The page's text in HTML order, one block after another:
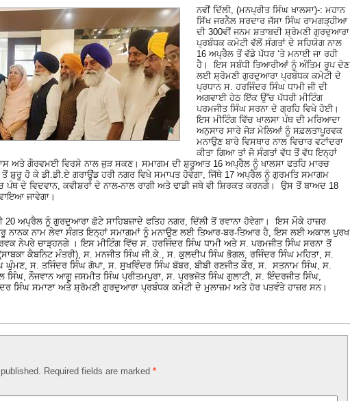
ਨਵੀਂ ਦਿੱਲੀ, (ਮਨਪ੍ਰੀਤ ਸਿੰਘ ਖਾਲਸਾ)-: ਮਹਾਨ
ਸਿੱਖ ਜਰਨੈਲ ਸਰਦਾਰ ਜੱਸਾ ਸਿੰਘ ਰਾਮਗੜ੍ਹੀਆ
ਦੀ 300ਵੀਂ ਜਨਮ ਸ਼ਤਾਬਦੀ ਸ਼੍ਰੋਮਣੀ ਗੁਰਦੁਆਰਾ
ਪ੍ਰਬੰਧਕ ਕਮੇਟੀ ਵੱਲੋਂ ਸੰਗਤਾਂ ਦੇ ਸਹਿਯੋਗ ਨਾਲ
16 ਅਪ੍ਰੈਲ ਤੋਂ ਵੱਡੇ ਪੱਧਰ ‘ਤੇ ਮਨਾਈ ਜਾ ਰਹੀ
ਹੈ। ਇਸ ਸਬੰਧੀ ਤਿਆਰੀਆਂ ਨੂੰ ਅੰਤਿਮ ਰੂਪ ਦੇਣ
ਲਈ ਸ਼੍ਰੋਮਣੀ ਗੁਰਦੁਆਰਾ ਪ੍ਰਬੰਧਕ ਕਮੇਟੀ ਦੇ
ਪ੍ਰਧਾਨ ਸ. ਹਰਜਿੰਦਰ ਸਿੰਘ ਧਾਮੀ ਜੀ ਦੀ
ਅਗਵਾਈ ਹੇਠ ਇੱਕ ਉੱਚ ਪੱਧਰੀ ਮੀਟਿੰਗ
ਪਰਮਜੀਤ ਸਿੰਘ ਸਰਨਾ ਦੇ ਗ੍ਰਹਿ ਵਿਖੇ ਹੋਈ।
ਇਸ ਮੀਟਿੰਗ ਵਿੱਚ ਖਾਲਸਾ ਪੰਥ ਦੀ ਮਰਿਆਦਾ
ਅਨੁਸਾਰ ਸਾਰੇ ਜੋੜ ਮੇਲਿਆਂ ਨੂੰ ਸਫ਼ਲਤਾਪੂਰਵਕ
ਮਨਾਉਣ ਬਾਰੇ ਵਿਸਥਾਰ ਨਾਲ ਵਿਚਾਰ ਵਟਾਂਦਰਾ
ਕੀਤਾ ਗਿਆ ਤਾਂ ਜੋ ਸੰਗਤਾਂ ਵੱਧ ਤੋਂ ਵੱਧ ਇਨ੍ਹਾਂ
ਅਤੇ ਗੌਰਵਮਈ ਵਿਰਸੇ ਨਾਲ ਜੁੜ ਸਕਣ। ਸਮਾਗਮ ਦੀ ਸ਼ੁਰੂਆਤ 16 ਅਪ੍ਰੈਲ ਨੂੰ ਖਾਲਸਾ ਫਤਹਿ ਮਾਰਚ
ਸ਼ੁਰੂ ਹੋ ਕੇ ਡੀ.ਡੀ.ਏ ਗਰਾਊਂਡ ਹਰੀ ਨਗਰ ਵਿਖੇ ਸਮਾਪਤ ਹੋਵੇਗਾ, ਜਿੱਥੇ 17 ਅਪ੍ਰੈਲ ਨੂੰ ਗੁਰਮਤਿ ਸਮਾਗਮ
ਦੇ ਵਿਦਵਾਨ, ਕਵੀਸ਼ਰਾਂ ਦੇ ਨਾਲ-ਨਾਲ ਰਾਗੀ ਅਤੇ ਢਾਡੀ ਜਥੇ ਵੀ ਸ਼ਿਰਕਤ ਕਰਨਗੇ। ਉਸ ਤੋਂ ਬਾਅਦ 18
ਜਾਵੇਗਾ।
ਅਪ੍ਰੈਲ ਨੂੰ ਗੁਰਦੁਆਰਾ ਛੋਟੇ ਸਾਹਿਬਜ਼ਾਦੇ ਫਤਿਹ ਨਗਰ, ਦਿੱਲੀ ਤੋਂ ਰਵਾਨਾ ਹੋਵੇਗਾ। ਇਸ ਮੌਕੇ ਹਾਜ਼ਰ
ਨਾਨਕ ਨਾਮ ਲੇਵਾ ਸੰਗਤ ਇਨ੍ਹਾਂ ਸਮਾਗਮਾਂ ਨੂੰ ਮਨਾਉਣ ਲਈ ਤਿਆਰ-ਬਰ-ਤਿਆਰ ਹੈ, ਇਸ ਲਈ ਅਕਾਲ ਪੁਰਖ
ਨੇਪਰੇ ਚਾੜ੍ਹਨਗੇ । ਇਸ ਮੀਟਿੰਗ ਵਿੱਚ ਸ. ਹਰਜਿੰਦਰ ਸਿੰਘ ਧਾਮੀ ਅਤੇ ਸ. ਪਰਮਜੀਤ ਸਿੰਘ ਸਰਨਾ ਤੋਂ
ਕੈਬਨਿਟ ਮੰਤਰੀ), ਸ. ਮਨਜੀਤ ਸਿੰਘ ਜੀ.ਕੇ., ਸ. ਕੁਲਦੀਪ ਸਿੰਘ ਭੋਗਲ, ਰਜਿੰਦਰ ਸਿੰਘ ਮਹਿਤਾ, ਸ.
ਸ. ਤਜਿੰਦਰ ਸਿੰਘ ਗੋਪਾ, ਸ. ਸੁਖਵਿੰਦਰ ਸਿੰਘ ਬੱਬਰ, ਬੀਬੀ ਰਣਜੀਤ ਕੌਰ, ਸ. ਸਤਨਾਮ ਸਿੰਘ, ਸ.
ਸਿੰਘ, ਨੌਜਵਾਨ ਆਗੂ ਜਸਮੀਤ ਸਿੰਘ ਪ੍ਰੀਤਮਪੁਰਾ, ਸ. ਪ੍ਰਭਜੋਤ ਸਿੰਘ ਗੁਲਾਟੀ, ਸ. ਇੰਦਰਜੀਤ ਸਿੰਘ,
ਸਿੰਘ ਸਮਾਣਾ ਅਤੇ ਸ਼੍ਰੋਮਣੀ ਗੁਰਦੁਆਰਾ ਪ੍ਰਬੰਧਕ ਕਮੇਟੀ ਦੇ ਮੁਲਾਜ਼ਮ ਅਤੇ ਹੋਰ ਪਤਵੰਤੇ ਹਾਜ਼ਰ ਸਨ।
Required fields are marked *